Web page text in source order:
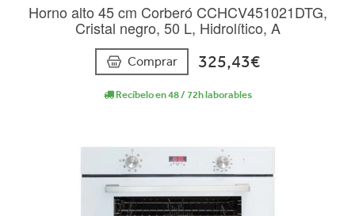
Horno alto 45 cm Corberó CCHCV451021DTG,
Cristal negro, 50 L, Hidrolítico, A
Comprar 325,43€
Recíbelo en 48 / 72h laborables